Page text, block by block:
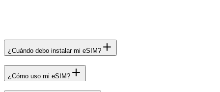
¿Cuándo debo instalar mi eSIM?
¿Cómo uso mi eSIM?